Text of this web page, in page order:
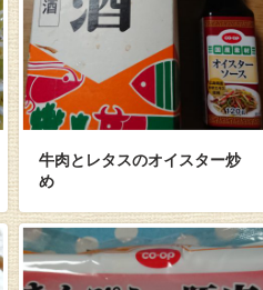
牛肉とレタスのオイスター炒
め